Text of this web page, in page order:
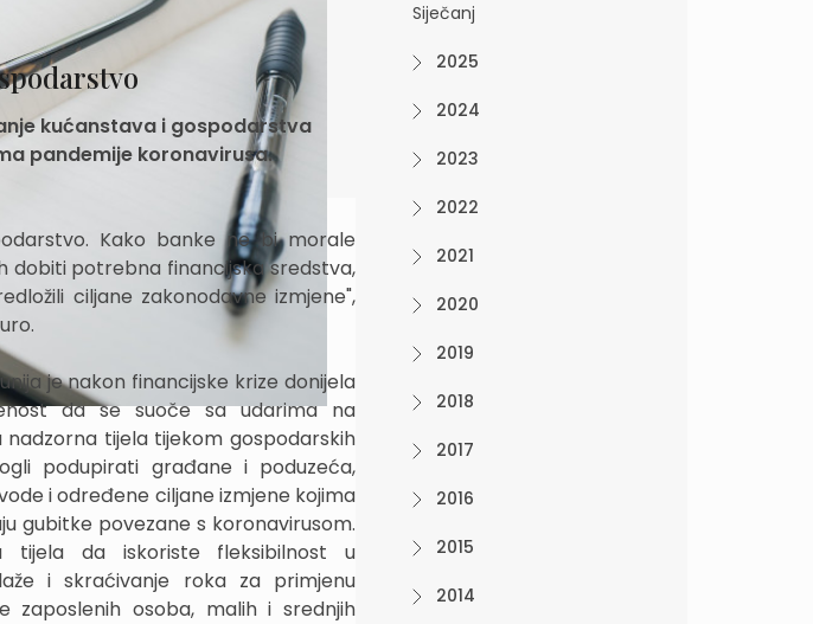
kućanstava i gospodarstva
pandemije koronavirusa.
Kako banke ne bi morale
dobiti potrebna financijska sredstva,
ciljane zakonodavne izmjene",
je nakon financijske krize donijela
da se suoče sa udarima na
tijela tijekom gospodarskih
podupirati građane i poduzeća,
i određene ciljane izmjene kojima
gubitke povezane s koronavirusom.
tijela da iskoriste fleksibilnost u
i skraćivanje roka za primjenu
zaposlenih osoba, malih i srednjih
Siječanj
2025
2024
2023
2022
2021
2020
2019
2018
2017
2016
2015
2014